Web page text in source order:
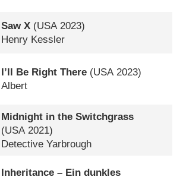
Saw X (USA2023)
Henry Kessler
I’ll Be Right There (USA2023)
Albert
Midnight in the Switchgrass
(USA2021)
Detective Yarbrough
Inheritance – Ein dunkles